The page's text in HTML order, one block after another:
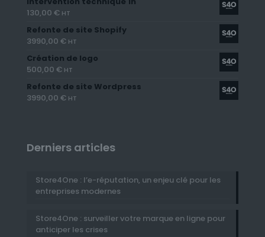
130,00 € HT
Refonte de site Shopify
3990,00 € HT
Création de logo
500,00 € HT
Refonte de site Wordpress
3990,00 € HT
Derniers articles
Store4One : l’e-réputation, un enjeu clé pour les
entreprises modernes
Store4One : surveiller votre marque en ligne pour
anticiper les crises